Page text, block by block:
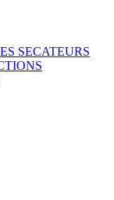
SECATEURS